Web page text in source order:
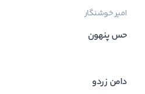
امیر خوشنگار
حس پنهون
دامن زردو